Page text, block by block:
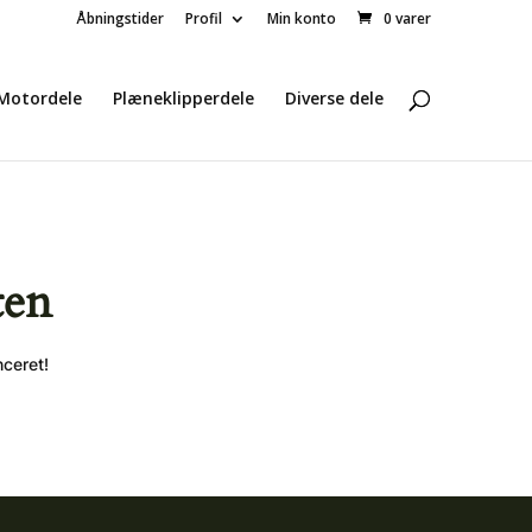
Åbningstider Profil Min konto 0 varer
Plæneklipperdele Diverse dele